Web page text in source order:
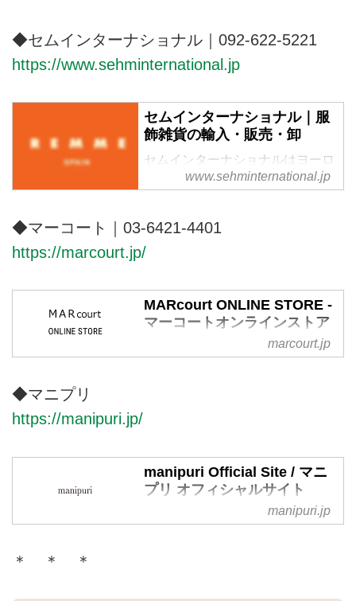
◆セムインターナショナル｜092-622-5221
https://www.sehminternational.jp
セムインターナショナル｜服
飾雑貨の輸入・販売・卸
セムインターナショナルはヨーロ
ッパ、アメリカの服飾及び服雑貨
www.sehminternational.jp
◆マーコート｜03-6421-4401
https://marcourt.jp/
MARcourt ONLINE STORE -
マーコートオンラインストア
オリジナルブランド mizuiro
marcourt.jp
◆マニプリ
https://manipuri.jp/
manipuri Official Site / マニ
プリ オフィシャルサイト
クリエイティブな世界観をオリジ
manipuri.jp
＊ ＊ ＊